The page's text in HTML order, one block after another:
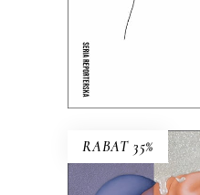
RABAT 35%